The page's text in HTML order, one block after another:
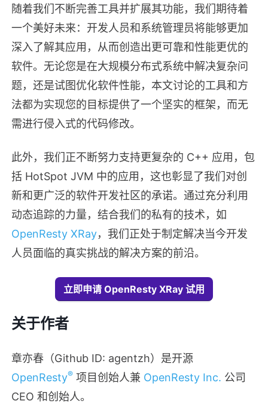
随着我们不断完善工具并扩展其功能，我们期待着
一个美好未来：开发人员和系统管理员将能够更加
深入了解其应用，从而创造出更可靠和性能更优的
软件。无论您是在大规模分布式系统中解决复杂问
题，还是试图优化软件性能，本文讨论的工具和方
法都为实现您的目标提供了一个坚实的框架，而无
需进行侵入式的代码修改。
此外，我们正不断努力支持更复杂的 C++ 应用，包
括 HotSpot JVM 中的应用，这也彰显了我们对创
新和更广泛的软件开发社区的承诺。通过充分利用
动态追踪的力量，结合我们的私有的技术，如
OpenResty XRay，我们正处于制定解决当今开发
人员面临的真实挑战的解决方案的前沿。
立即申请 OpenResty XRay 试用
关于作者
章亦春（Github ID: agentzh）是开源
OpenResty® 项目创始人兼 OpenResty Inc. 公司
CEO 和创始人。